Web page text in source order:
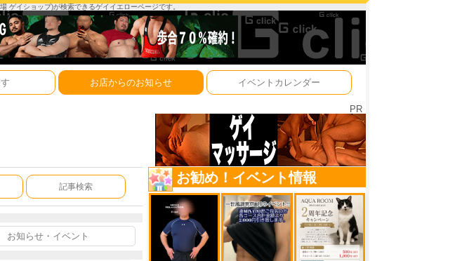
ゲイショップ)が検索できるゲイイエローページです。
お店からのお知らせ イベントカレンダー
PR
記事検索
お知らせ・イベント
お勧め！イベント情報